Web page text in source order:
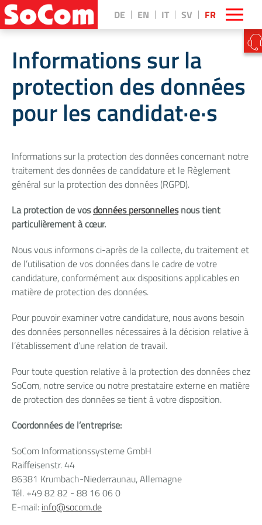
DE EN IT SV FR
Informations sur la
protection des données
pour les candidat·e·s
Informations sur la protection des données concernant notre
traitement des données de candidature et le Règlement
général sur la protection des données (RGPD).
La protection de vosdonnées personnellesnous tient
particulièrement à cœur.
Nous vous informons ci-après de la collecte, du traitement et
de l’utilisation de vos données dans le cadre de votre
candidature, conformément aux dispositions applicables en
matière de protection des données.
Pour pouvoir examiner votre candidature, nous avons besoin
des données personnelles nécessaires à la décision relative à
l’établissement d’une relation de travail.
Pour toute question relative à la protection des données chez
SoCom, notre service ou notre prestataire externe en matière
de protection des données se tient à votre disposition.
Coordonnées de l’entreprise:
SoCom Informationssysteme GmbH
Raiffeisenstr. 44
86381 Krumbach-Niederraunau, Allemagne
Tél. +49 82 82 - 88 16 06 0
E-mail: info@socom.de